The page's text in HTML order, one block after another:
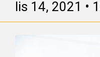
lis 14, 2021 •